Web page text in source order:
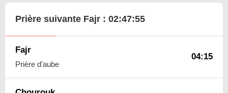
Prière suivante Fajr : 02:47:54
Fajr
Prière d'aube
04:15